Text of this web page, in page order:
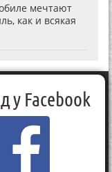
мечтают
как и всякая
у Facebook